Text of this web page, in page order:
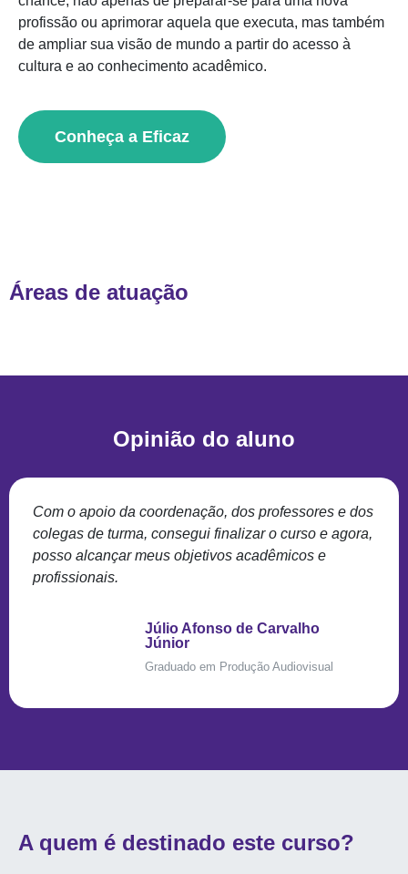
profissão ou aprimorar aquela que executa, mas também
de ampliar sua visão de mundo a partir do acesso à
cultura e ao conhecimento acadêmico.
Conheça a Eficaz
Áreas de atuação
Opinião do aluno
Com o apoio da coordenação, dos professores e dos
colegas de turma, consegui finalizar o curso e agora,
posso alcançar meus objetivos acadêmicos e
profissionais.
Júlio Afonso de Carvalho
Júnior
Graduado em Produção Audiovisual
A quem é destinado este curso?